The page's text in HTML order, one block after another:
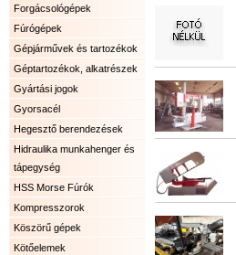
Forgácsológépek
Fúrógépek
Gépjárművek és tartozékok
Géptartozékok, alkatrészek
Gyártási jogok
Gyorsacél
Hegesztő berendezések
Hidraulika munkahenger és
tápegység
HSS Morse Fúrók
Kompresszorok
Köszörű gépek
Kötőelemek